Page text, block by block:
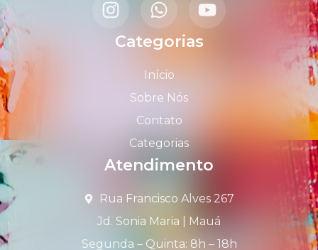
Categorias
Início
Sobre Nós
Contato
Categorias
Atendimento
Rua Francisco Alves 267
Jd. Sonia Maria | Mauá
Segunda – Quinta: 8h – 18h